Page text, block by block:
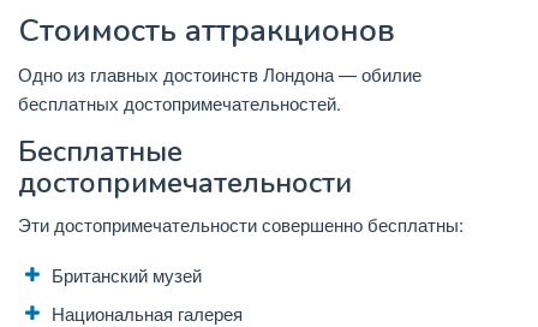
Стоимость аттракционов
Одно из главных достоинств Лондона — обилие
бесплатных достопримечательностей.
Бесплатные
достопримечательности
Эти достопримечательности совершенно бесплатны:
Британский музей
Национальная галерея